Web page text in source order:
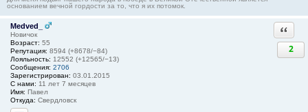
основанием вечной гордости за то, что я их потомок.
Medved_
Новичок
Возраст: 55
Репутация: 8594 (+8678/−84)
Лояльность: 12552 (+12565/−13)
Сообщения: 2706
Зарегистрирован: 03.01.2015
С нами: 11 лет 7 месяцев
Имя: Павел
Откуда: Свердловск
2